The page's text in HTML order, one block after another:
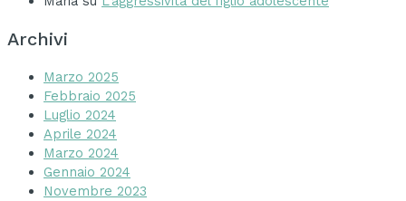
Archivi
Marzo 2025
Febbraio 2025
Luglio 2024
Aprile 2024
Marzo 2024
Gennaio 2024
Novembre 2023